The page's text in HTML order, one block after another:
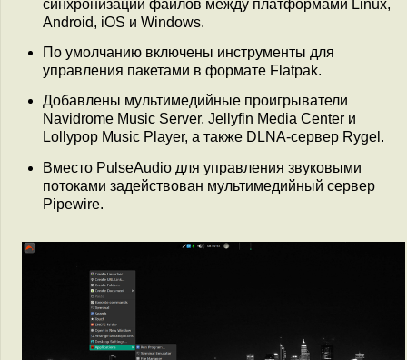
синхронизации файлов между платформами Linux,
Android, iOS и Windows.
По умолчанию включены инструменты для
управления пакетами в формате Flatpak.
Добавлены мультимедийные проигрыватели
Navidrome Music Server, Jellyfin Media Center и
Lollypop Music Player, а также DLNA-сервер Rygel.
Вместо PulseAudio для управления звуковыми
потоками задействован мультимедийный сервер
Pipewire.